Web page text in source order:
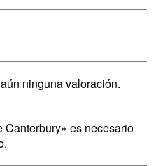
ninguna valoración.
Canterbury» es necesario